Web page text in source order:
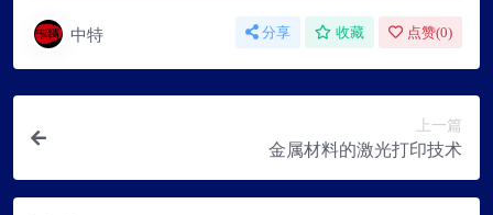
中特 分享 收藏 点赞(0)
上一篇
金属材料的激光打印技术